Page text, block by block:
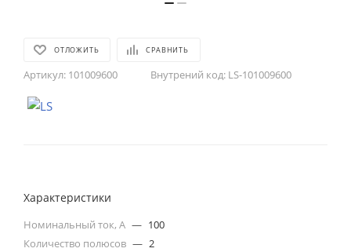
ОТЛОЖИТЬ СРАВНИТЬ
Артикул: 101009600 Внутрений код: LS-101009600
Характеристики
Номинальный ток, А — 100
Количество полюсов — 2